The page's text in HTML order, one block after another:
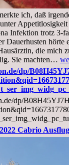
ich, daß
Infektion trotz 3-
Dauerhusten hörte
die mich
Sie machten…
dp/
dp/
Cabrio